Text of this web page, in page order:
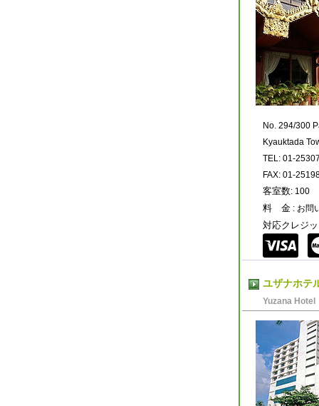
No. 294/300
Kyauktada
TEL: 01-
FAX: 01-
客室数: 100
料 金 : お問
対応クレジ
ユザナホテ
Yuzana Hotel